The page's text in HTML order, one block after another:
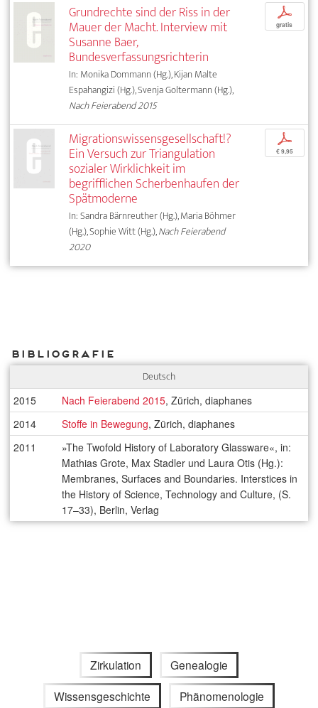
Grundrechte sind der Riss in der
Mauer der Macht. Interview mit
Susanne Baer,
Bundesverfassungsrichterin
In: Monika Dommann (Hg.), Kijan Malte
Espahangizi (Hg.), Svenja Goltermann (Hg.),
Nach Feierabend 2015
p
gratis
Migrationswissensgesellschaft!?
Ein Versuch zur Triangulation
sozialer Wirklichkeit im
begrifflichen Scherbenhaufen der
Spätmoderne
In: Sandra Bärnreuther (Hg.), Maria Böhmer
(Hg.), Sophie Witt (Hg.),Nach Feierabend
2020
p
€ 9,95
Bibliografie
Deutsch
2015 Nach Feierabend 2015, Zürich, diaphanes
2014
Stoffe in Bewegung, Zürich, diaphanes
2011
»The Twofold History of Laboratory Glassware«, in:
Mathias Grote, Max Stadler und Laura Otis (Hg.):
Membranes, Surfaces and Boundaries. Interstices in
the History of Science, Technology and Culture, (S.
17–33), Berlin, Verlag
Zirkulation Genealogie
Wissensgeschichte Phänomenologie